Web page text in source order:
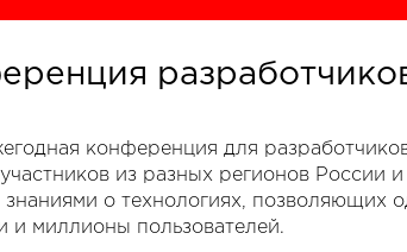
конференция для
из разных регионов России
знаниями о технологиях, позволяющих
и миллионы пользователей.